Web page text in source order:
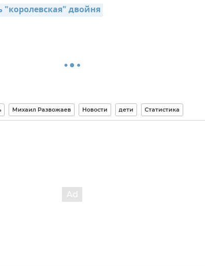
двойня
Михаил Развожаев Новости дети Статистика